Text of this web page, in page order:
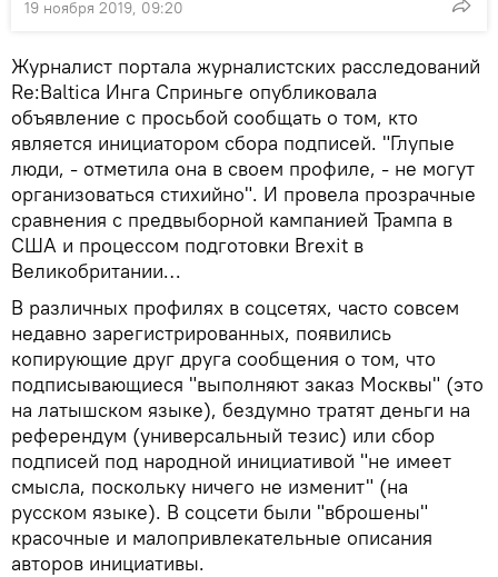
19 ноября 2019, 09:20
Журналист портала журналистских расследований
Re:Baltica Инга Сприньге опубликовала
объявление с просьбой сообщать о том, кто
является инициатором сбора подписей. "Глупые
люди, - отметила она в своем профиле, - не могут
организоваться стихийно". И провела прозрачные
сравнения с предвыборной кампанией Трампа в
США и процессом подготовки Brexit в
Великобритании…
В различных профилях в соцсетях, часто совсем
недавно зарегистрированных, появились
копирующие друг друга сообщения о том, что
подписывающиеся "выполняют заказ Москвы" (это
на латышском языке), бездумно тратят деньги на
референдум (универсальный тезис) или сбор
подписей под народной инициативой "не имеет
смысла, поскольку ничего не изменит" (на
русском языке). В соцсети были "вброшены"
красочные и малопривлекательные описания
авторов инициативы.